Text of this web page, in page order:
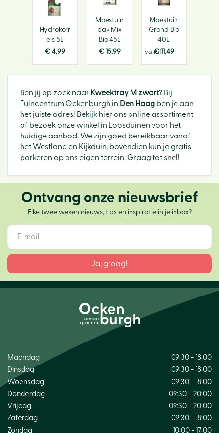
Hydrokorr
els 5L
€ 4,99
Moestuin
bak Mix
Bio 45L
€ 15,99
Moestuin
Grond Bio
40L
vanaf
€ 11,49
Ben jij op zoek naar Kweektray M zwart? Bij
Tuincentrum Ockenburgh in Den Haag ben je aan
het juiste adres! Bekijk hier ons online assortiment
of bezoek onze winkel in Loosduinen voor het
huidige aanbod. We zijn goed bereikbaar vanaf
het Westland en Kijkduin, bovendien kun je gratis
parkeren op ons eigen terrein. Graag tot snel!
Ontvang onze nieuwsbrief
Elke twee weken nieuws, tips en inspiratie in je inbox?
Maandag
09:30 - 18:00
Dinsdag
09:30 - 18:00
Woensdag
09:30 - 18:00
Donderdag
09:30 - 20:00
Vrijdag
09:30 - 20:00
Zaterdag
09:30 - 18:00
Zondag
10:00 - 17:00